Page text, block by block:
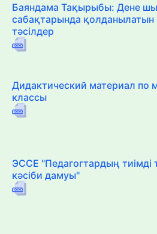
Баяндама Тақырыбы: Дене
сабақтарында қолданылатын
тәсілдер
Дидактический материал по
классы
ЭССЕ "Педагогтардың тиімді
кәсіби дамуы"